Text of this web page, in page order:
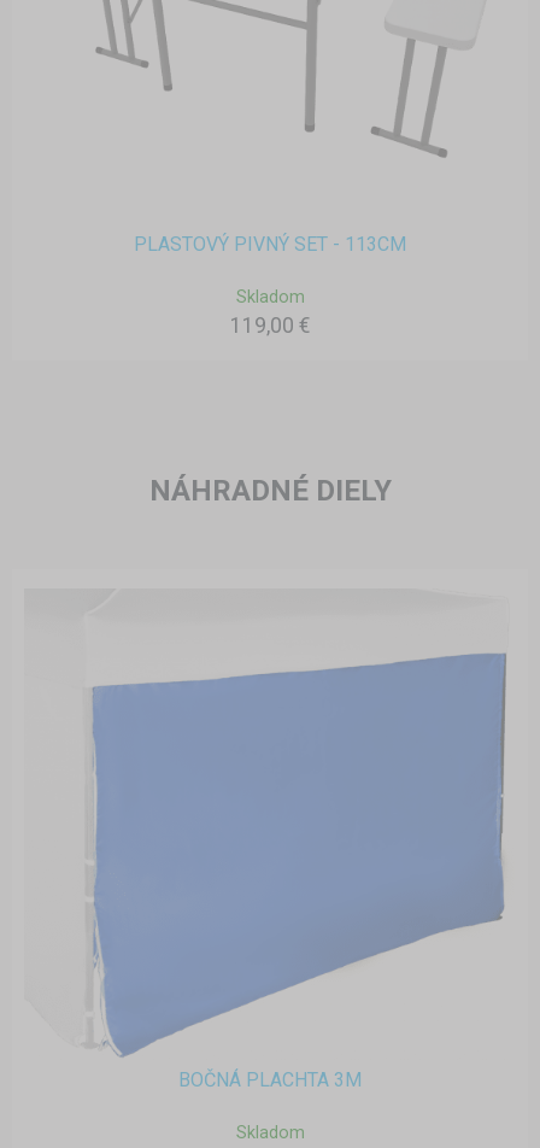
PLASTOVÝ PIVNÝ SET - 113CM
Skladom
119,00 €
NÁHRADNÉ DIELY
BOČNÁ PLACHTA 3M
Skladom